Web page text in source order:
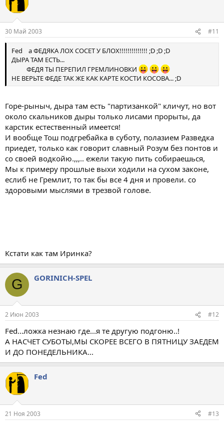
30 Май 2003 #11
Fed а ФЕДЯКА ЛОХ СОСЕТ У БЛОХ!!!!!!!!!!!!!! ;D ;D ;D
ДЫРА ТАМ ЕСТЬ...
ФЕДЯ ТЫ ПЕРЕПИЛ ГРЕМЛИНОВКИ
НЕ ВЕРЬТЕ ФЕДЕ ТАК ЖЕ КАК КАРТЕ КОСТИ КОСОВА... ;D
Горе-рыныч, дыра там есть "партизанкой" кличут, но вот
около скальников дыры только лисами прорыты, да
карстик естественный имеется!
И вообще Тош подгребайка в суботу, полазием Разведка
приедет, только как говорит славный Розум без понтов и
со своей водкойю.,,,.. ежели такую пить собираешься,
Мы к примеру прошлые выхи ходили на сухом законе,
еслиб не Гремлит, то так бы все 4 дня и провели. со
здоровыми мыслями в трезвой голове.
Кстати как там Иринка?
G GORINICH-SPEL
2 Июн 2003 #12
Fed...ложка незнаю где...я те другую подгоню..!
А НАСЧЕТ СУБОТЫ,МЫ СКОРЕЕ ВСЕГО В ПЯТНИЦУ ЗАЕДЕМ
И ДО ПОНЕДЕЛЬНИКА...
Fed
21 Ноя 2003 #13